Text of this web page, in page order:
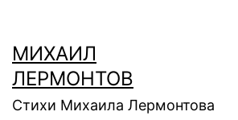
содержимому
МИХАИЛ
ЛЕРМОНТОВ
Стихи Михаила Лермонтова